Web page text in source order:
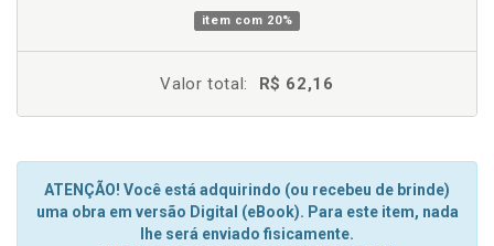
item com 20%
Valor total: R$ 62,16
ATENÇÃO! Você está adquirindo (ou recebeu de brinde)
uma obra em versão Digital (eBook). Para este item, nada
lhe será enviado fisicamente.